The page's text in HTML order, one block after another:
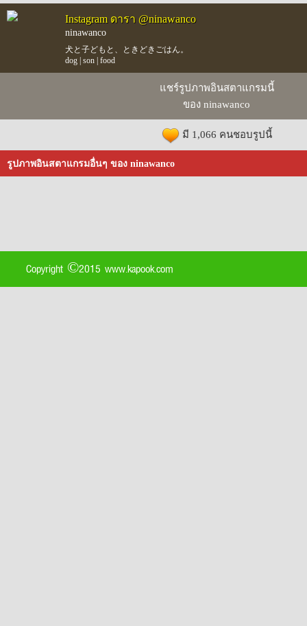
Instagram ดารา @ninawanco
ninawanco
犬と子どもと、ときどきごはん。
dog | son | food
แชร์รูปภาพอินสตาแกรมนี้
ของ ninawanco
มี 1,066 คนชอบรูปนี้
รูปภาพอินสตาแกรมอื่นๆ ของ ninawanco
Copyright ©2015 www.kapook.com